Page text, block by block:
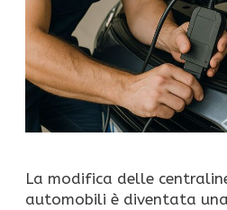
La modifica delle
automobili è diventata